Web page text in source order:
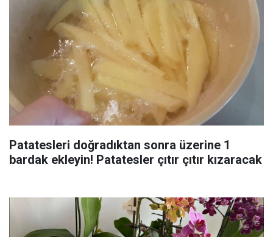
Patatesleri doğradıktan sonra üzerine 1
bardak ekleyin! Patatesler çıtır çıtır kızaracak